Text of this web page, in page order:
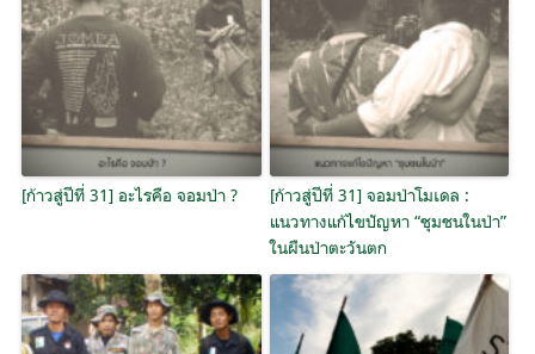
[ก้าวสู่ปีที่ 31] อะไรคือ จอมป่า ?
[ก้าวสู่ปีที่ 31] จอมป่าโมเดล :
แนวทางแก้ไขปัญหา “ชุมชนในป่า”
ในผืนป่าตะวันตก